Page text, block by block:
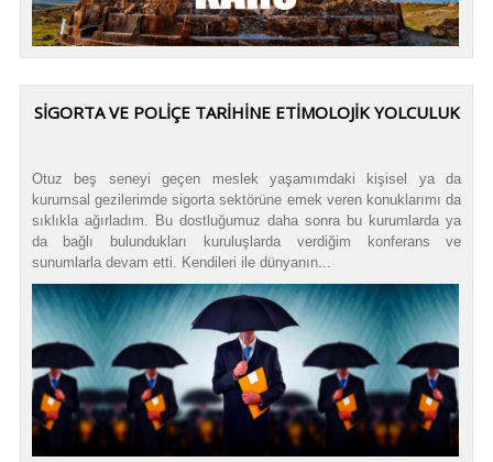
SİGORTA VE POLİÇE TARİHİNE ETİMOLOJİK YOLCULUK
Otuz beş seneyi geçen meslek yaşamımdaki kişisel ya da
kurumsal gezilerimde sigorta sektörüne emek veren konuklarımı da
sıklıkla ağırladım. Bu dostluğumuz daha sonra bu kurumlarda ya
da bağlı bulundukları kuruluşlarda verdiğim konferans ve
sunumlarla devam etti. Kendileri ile dünyanın...